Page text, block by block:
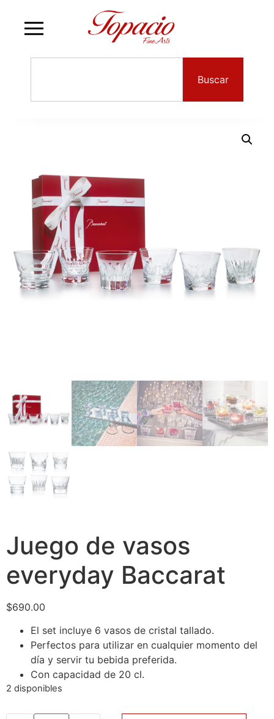
Buscar
Juego de vasos
everyday Baccarat
$690.00
El set incluye 6 vasos de cristal tallado.
Perfectos para utilizar en cualquier momento del
día y servir tu bebida preferida.
Con capacidad de 20 cl.
2 disponibles